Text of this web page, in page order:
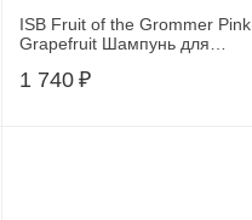
ISB Fruit of the Grommer Pink
Grapefruit Шампунь для
витаминами 500 мл.,
1 740 ₽